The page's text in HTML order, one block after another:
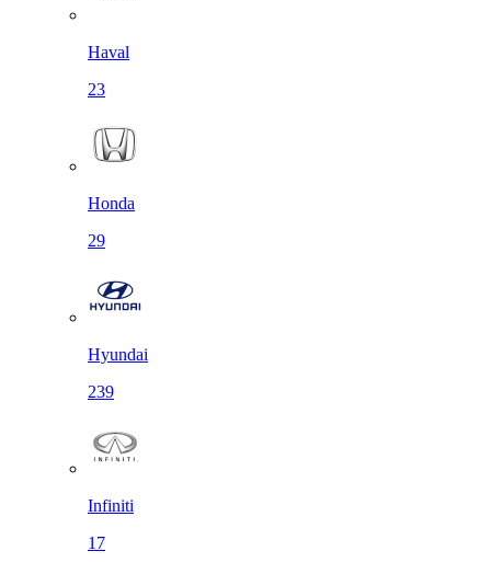
Haval
23
Honda
29
Hyundai
239
Infiniti
17